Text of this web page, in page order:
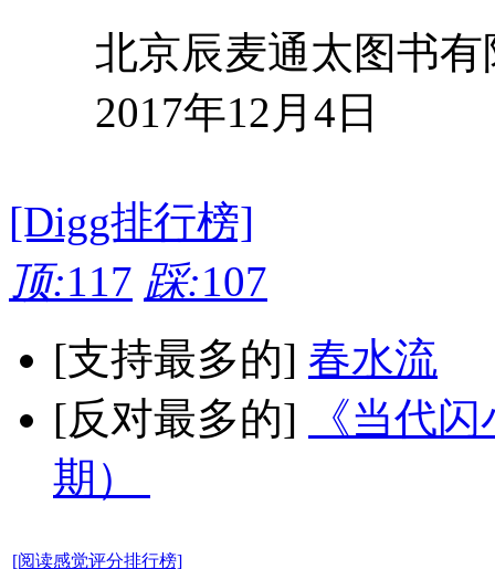
北京辰麦通太图书有
2017年12月4日
[Digg排行榜]
顶:117 踩:107
[支持最多的] 春水流
[反对最多的]
《当代
期）
[阅读感觉评分排行榜]